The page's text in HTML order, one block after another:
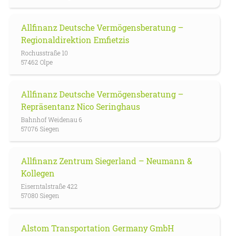
Allfinanz Deutsche Vermögensberatung –
Regionaldirektion Emfietzis
Rochusstraße 10
57462 Olpe
Allfinanz Deutsche Vermögensberatung –
Repräsentanz Nico Seringhaus
Bahnhof Weidenau 6
57076 Siegen
Allfinanz Zentrum Siegerland – Neumann &
Kollegen
Eiserntalstraße 422
57080 Siegen
Alstom Transportation Germany GmbH